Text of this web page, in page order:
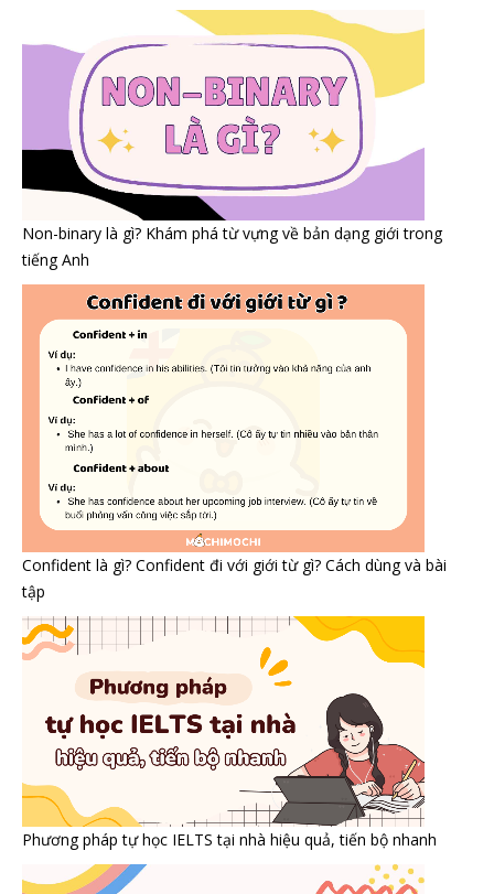
Non-binary là gì? Khám phá từ vựng về bản dạng giới trong
tiếng Anh
Confident là gì? Confident đi với giới từ gì? Cách dùng và bài
tập
Phương pháp tự học IELTS tại nhà hiệu quả, tiến bộ nhanh